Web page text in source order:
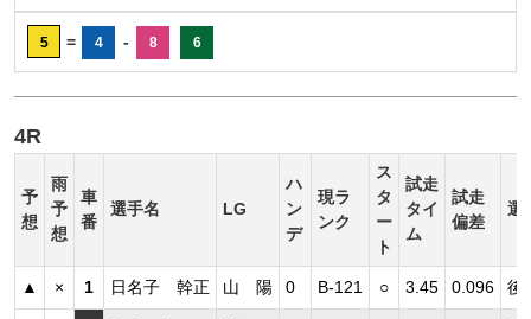
5 = 4 - 8 6
4R
予
想
雨
予
想
車
番
選手名 LG
ハ
ン
デ
現ラ
ンク
ス
タ
ー
ト
試走
タイ
ム
試走
偏差
選
▲ × 1 日名子 幹正 山 陽 0 B-121 ○ 3.45 0.096 後